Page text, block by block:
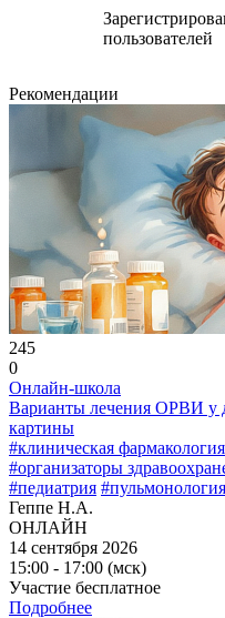
пользователей
Рекомендации
245
0
Онлайн-школа
Варианты лечения ОРВИ у
картины
#клиническая фармакология
#организаторы
#педиатрия #пульмонология
Геппе Н.А.
ОНЛАЙН
14 сентября 2026
15:00 - 17:00 (мск)
Участие бесплатное
Подробнее